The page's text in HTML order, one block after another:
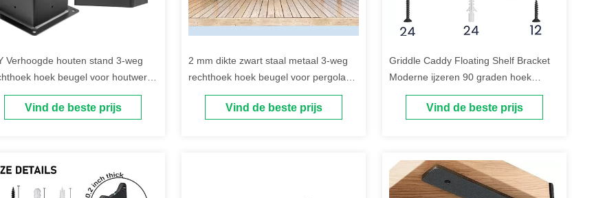
Verhoogde houten stand 3-weg
hoek beugel voor houtwerk
voorbeeld
Vind de beste prijs
2 mm dikte zwart staal metaal 3-weg
rechthoek hoek beugel voor pergola
beugels
Vind de beste prijs
Griddle Caddy Floating Shelf Bracket
Moderne ijzeren 90 graden hoek
Metalen schapbeugels
Vind de beste prijs